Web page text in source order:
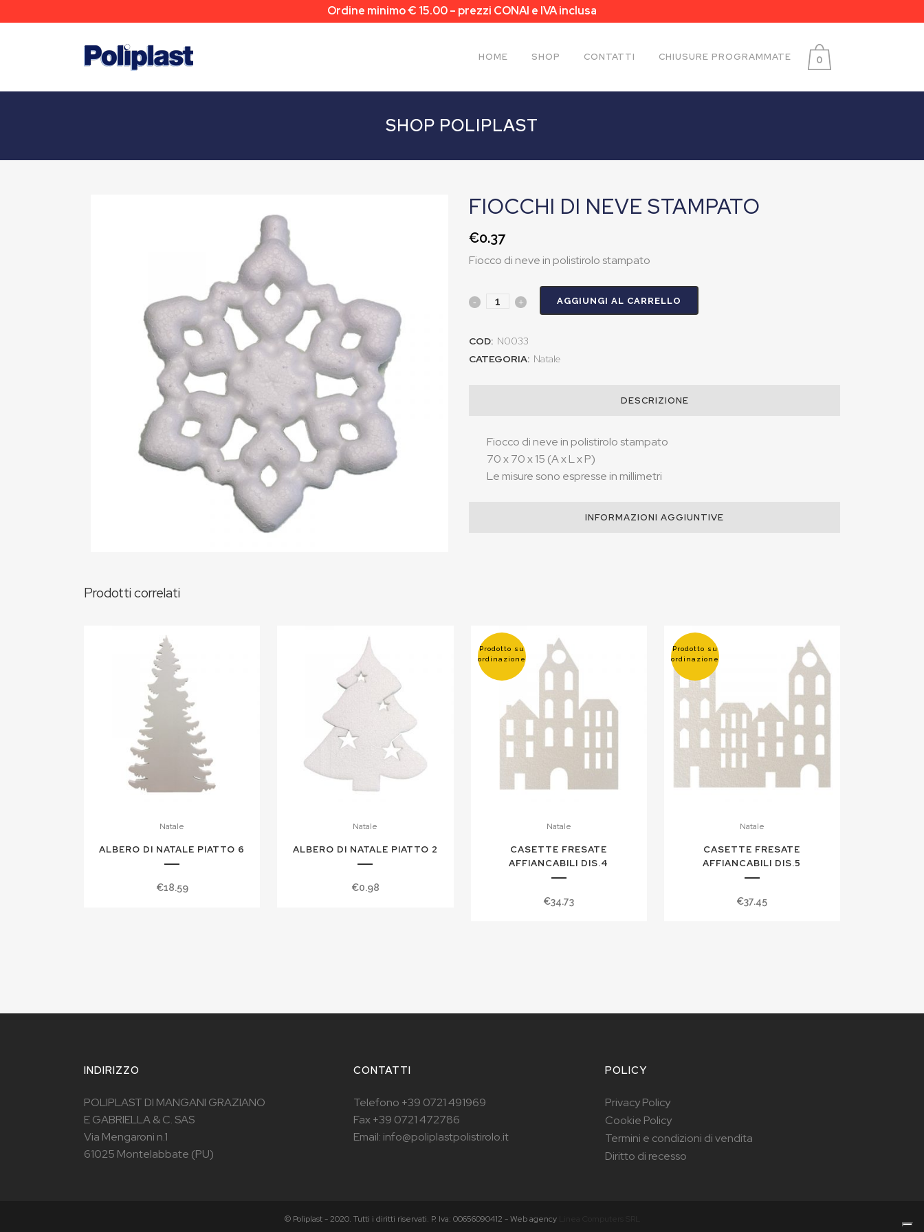
Ordine minimo € 15.00 – prezzi CONAI e IVA inclusa
0
HOME SHOP CONTATTI CHIUSURE PROGRAMMATE
SHOP POLIPLAST
FIOCCHI DI NEVE STAMPATO
€0.37
Fiocco di neve in polistirolo stampato
AGGIUNGI AL CARRELLO
COD: N0033
CATEGORIA: Natale
DESCRIZIONE
Fiocco di neve in polistirolo stampato
70 x 70 x 15 (A x L x P)
Le misure sono espresse in millimetri
INFORMAZIONI AGGIUNTIVE
Prodotti correlati
Natale
ALBERO DI NATALE PIATTO 6
€18.59
Natale
ALBERO DI NATALE PIATTO 2
€0.98
Prodotto su
ordinazione
Natale
CASETTE FRESATE
AFFIANCABILI DIS.4
€34.73
Prodotto su
ordinazione
Natale
CASETTE FRESATE
AFFIANCABILI DIS.5
€37.45
INDIRIZZO
POLIPLAST DI MANGANI GRAZIANO
E GABRIELLA & C. SAS
Via Mengaroni n.1
61025 Montelabbate (PU)
CONTATTI
Telefono +39 0721 491969
Fax +39 0721 472786
Email: info@poliplastpolistirolo.it
POLICY
Privacy Policy
Cookie Policy
Termini e condizioni di vendita
Diritto di recesso
© Poliplast - 2020. Tutti i diritti riservati. P. Iva: 00656090412 - Web agency